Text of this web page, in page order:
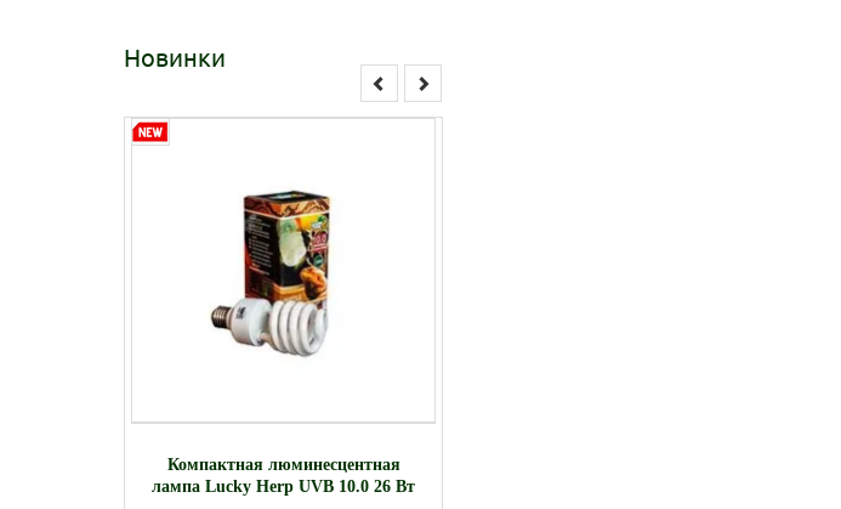
Новинки
Компактная люминесцентная
лампа Lucky Herp UVB 10.0 26 Вт